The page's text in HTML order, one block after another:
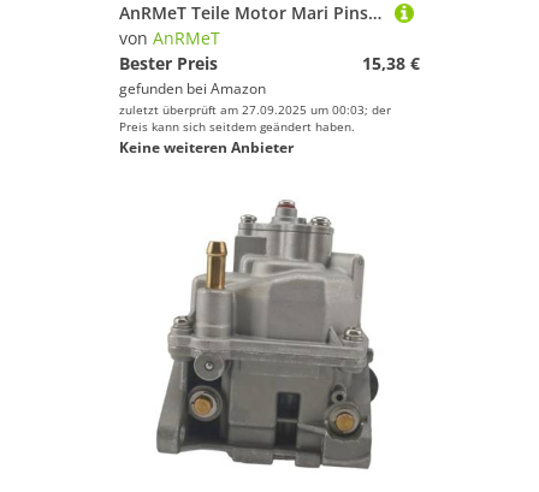
AnRMeT Teile Motor Mari Pinsel Halter 66T-81840 for YA Starter Motor 40HP E40X E40XMH 40XWT 40XWH 66T-81840-00-00 Ersetzt Teile
von AnRMeT
Bester Preis
15,38 €
gefunden bei Amazon
zuletzt überprüft am 27.09.2025 um 00:03; der
Preis kann sich seitdem geändert haben.
Keine weiteren Anbieter